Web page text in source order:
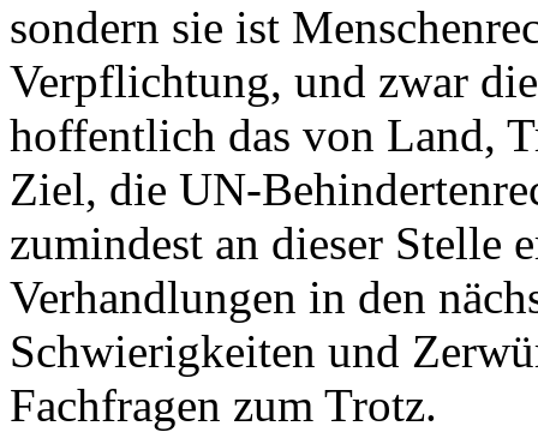
sondern sie ist
Verpflichtung, und zwar
hoffentlich das von Land,
Ziel, die UN-
zumindest an dieser Stelle
Verhandlungen in den
Schwierigkeiten und
Fachfragen zum Trotz.